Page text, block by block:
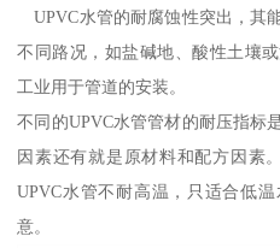
UPVC水管的耐腐蚀性突出，其
不同路况，如盐碱地、酸性土壤
工业用于管道的安装。
不同的UPVC水管管材的耐压指标
因素还有就是原材料和配方因素
UPVC水管不耐高温，只适合低
意。